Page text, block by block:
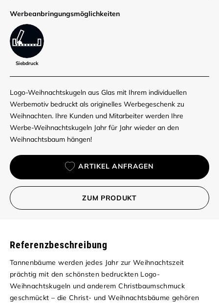
Werbe­anbringungs­möglich­keiten
Siebdruck
Logo-Weihnachtskugeln aus Glas mit Ihrem individuellen
Werbemotiv bedruckt als originelles Werbegeschenk zu
Weihnachten. Ihre Kunden und Mitarbeiter werden Ihre
Werbe-Weihnachtskugeln Jahr für Jahr wieder an den
Weihnachtsbaum hängen!
ARTIKEL ANFRAGEN
ZUM PRODUKT
Referenzbeschreibung
Tannenbäume werden jedes Jahr zur Weihnachtszeit
prächtig mit den schönsten bedruckten Logo-
Weihnachtskugeln und anderem Christbaumschmuck
geschmückt – die Christ- und Weihnachtsbäume gehören